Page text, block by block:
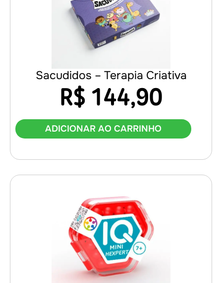
Sacudidos – Terapia Criativa
R$ 144,90
ADICIONAR AO CARRINHO